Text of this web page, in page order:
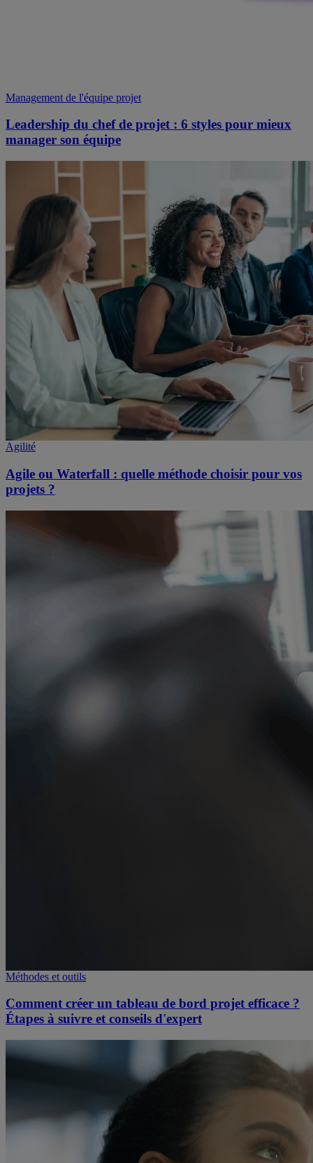
Management de l'équipe projet
Leadership du chef de projet : 6 styles pour mieux
manager son équipe
Agilité
Agile ou Waterfall : quelle méthode choisir pour vos
projets ?
Méthodes et outils
Comment créer un tableau de bord projet efficace ?
Étapes à suivre et conseils d'expert